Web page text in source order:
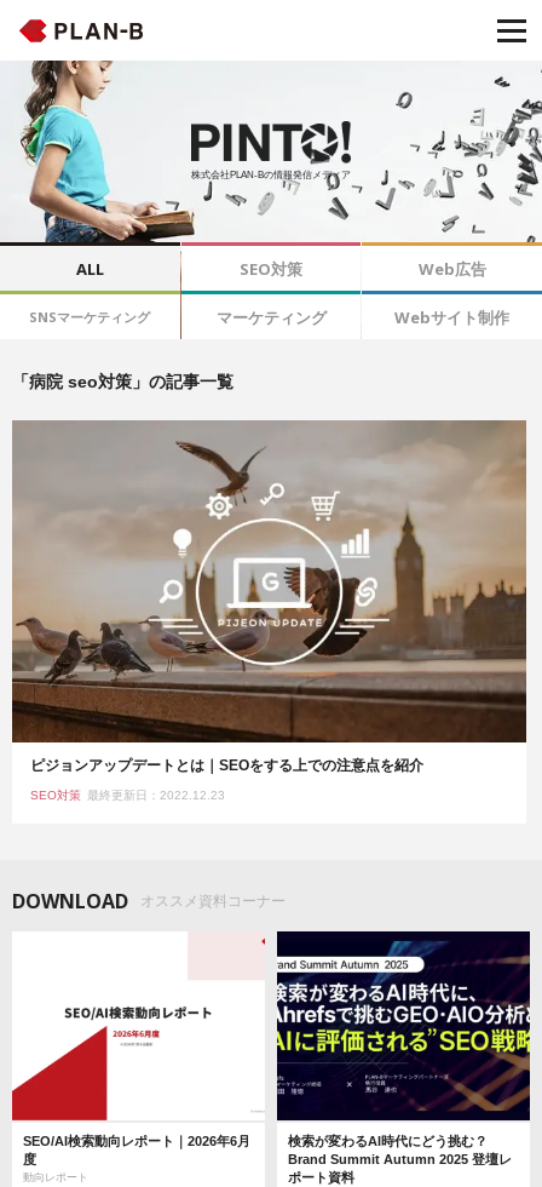
株式会社PLAN-Bの情報発信メディア
ALL SEO対策 Web広告
SNSマーケティング マーケティング Webサイト制作
「病院 seo対策」の記事一覧
ピジョンアップデートとは｜SEOをする上での注意点を紹介
SEO対策 最終更新日：2022.12.23
DOWNLOAD オススメ資料コーナー
SEO/AI検索動向レポート｜2026年6月
度
動向レポート
検索が変わるAI時代にどう挑む？
Brand Summit Autumn 2025 登壇レ
ポート資料